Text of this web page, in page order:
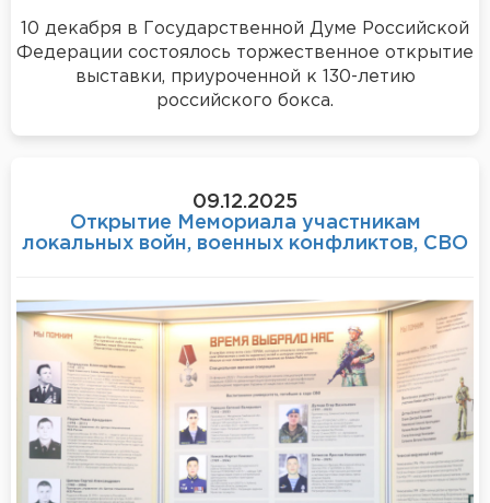
10 декабря в Государственной Думе Российской
Федерации состоялось торжественное открытие
выставки, приуроченной к 130-летию
российского бокса.
09.12.2025
Открытие Мемориала участникам
локальных войн, военных конфликтов, СВО